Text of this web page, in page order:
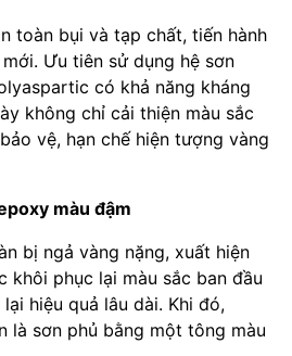
toàn bụi và tạp chất, tiến hành
Ưu tiên sử dụng hệ sơn
có khả năng kháng
không chỉ cải thiện màu sắc
vệ, hạn chế hiện tượng vàng
màu đậm
bị ngả vàng nặng, xuất hiện
khôi phục lại màu sắc ban đầu
hiệu quả lâu dài. Khi đó,
là sơn phủ bằng một tông màu